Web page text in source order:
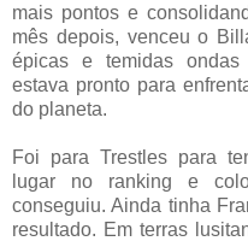
mais pontos e
mês depois, venceu o
épicas e temidas ondas
estava pronto para
do planeta.
Foi para Trestles para
lugar no ranking e
conseguiu. Ainda tinha
resultado. Em terras